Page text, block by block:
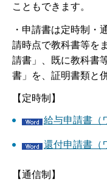
こともできます。
・申請書は定時制・
請時点で教科書等を
請書」、既に教科書
書」を、証明書類と
【定時制】
給与申請書（
還付申請書（
【通信制】